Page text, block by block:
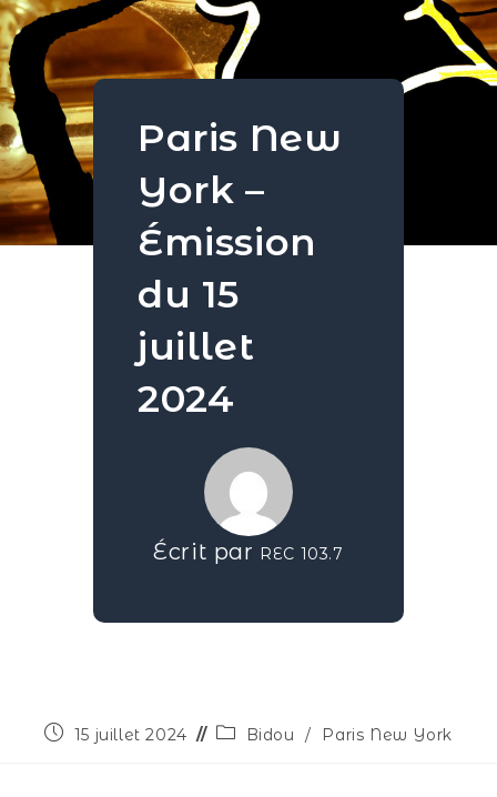
Paris New
York –
Émission
du 15
juillet
2024
Écrit par REC 103.7
15 juillet 2024 Bidou / Paris New York